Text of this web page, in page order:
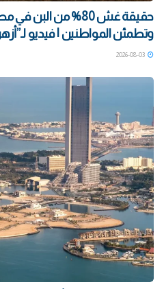
حقيقة غش 80% من
وتطمئن المواطنين | فيديو